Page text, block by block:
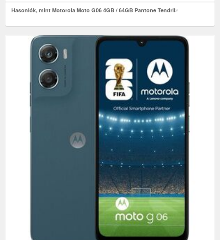
Hasonlók, mint Motorola Moto G06 4GB / 64GB Pantone Tendril